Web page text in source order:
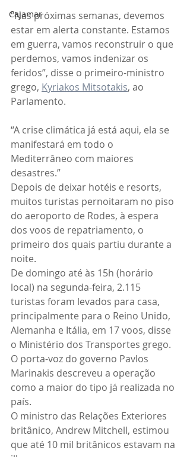
Cajamar
“Nas próximas semanas, devemos
estar em alerta constante. Estamos
em guerra, vamos reconstruir o que
perdemos, vamos indenizar os
feridos”, disse o primeiro-ministro
grego, Kyriakos Mitsotakis, ao
Parlamento.
“A crise climática já está aqui, ela se
manifestará em todo o
Mediterrâneo com maiores
desastres.”
Depois de deixar hotéis e resorts,
muitos turistas pernoitaram no piso
do aeroporto de Rodes, à espera
dos voos de repatriamento, o
primeiro dos quais partiu durante a
noite.
De domingo até às 15h (horário
local) na segunda-feira, 2.115
turistas foram levados para casa,
principalmente para o Reino Unido,
Alemanha e Itália, em 17 voos, disse
o Ministério dos Transportes grego.
O porta-voz do governo Pavlos
Marinakis descreveu a operação
como a maior do tipo já realizada no
país.
O ministro das Relações Exteriores
britânico, Andrew Mitchell, estimou
que até 10 mil britânicos estavam na